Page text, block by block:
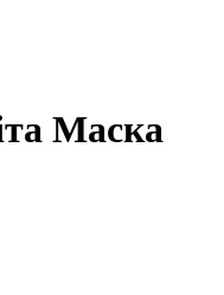
Маска